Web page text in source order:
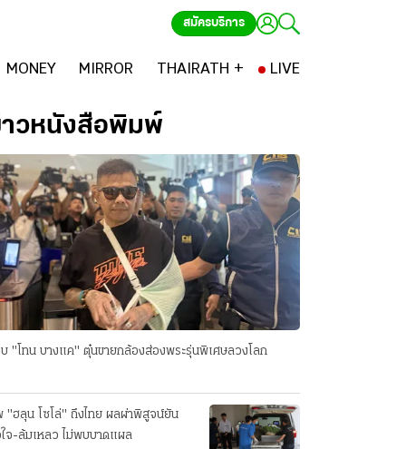
สมัครบริการ
MONEY MIRROR THAIRATH + LIVE
วหนังสือพิมพ์
"โทน บางแค" ตุ๋นขายกล้องส่องพระรุ่นพิเศษลวงโลก
"ฮลุน โซโล่" ถึงไทย ผลผ่าพิสูจน์ยัน
จ-ล้มเหลว ไม่พบบาดแผล